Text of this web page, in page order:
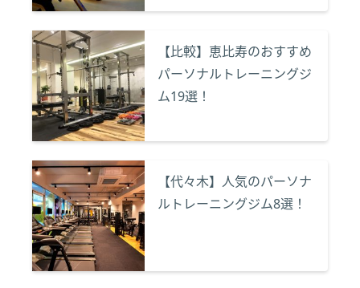
【比較】恵比寿のおすすめ
パーソナルトレーニングジ
ム19選！
【代々木】人気のパーソナ
ルトレーニングジム8選！